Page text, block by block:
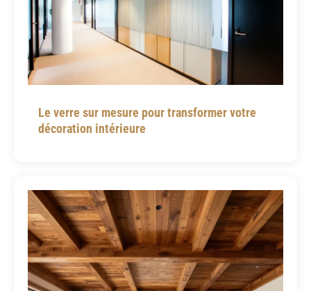
Le verre sur mesure pour transformer votre
décoration intérieure